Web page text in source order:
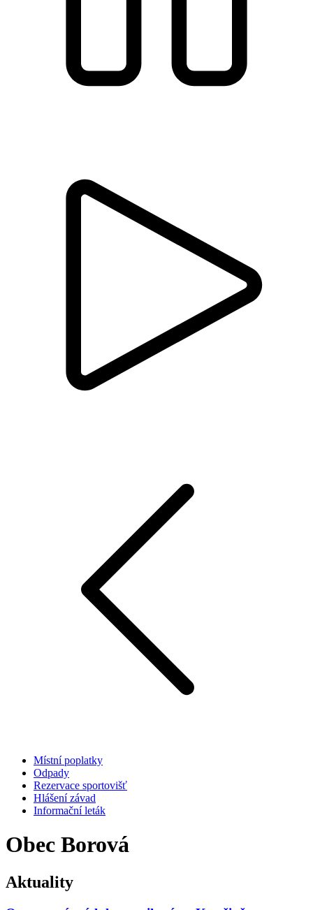
Místní poplatky
Odpady
Rezervace sportovišť
Hlášení závad
Informační leták
Obec Borová
Aktuality